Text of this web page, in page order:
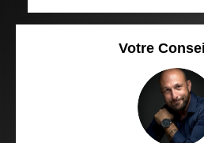
Votre